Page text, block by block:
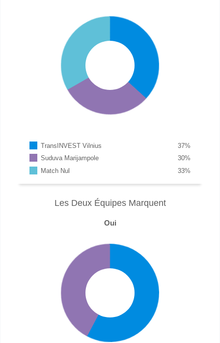
TransINVEST Vilnius %
37
Suduva Marijampole
%
30
Match Nul
%
33
Les Deux Équipes Marquent
Oui